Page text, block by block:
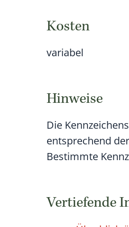
Kosten
variabel
Hinweise
Die
entsprechend
Bestimmte
Vertiefende